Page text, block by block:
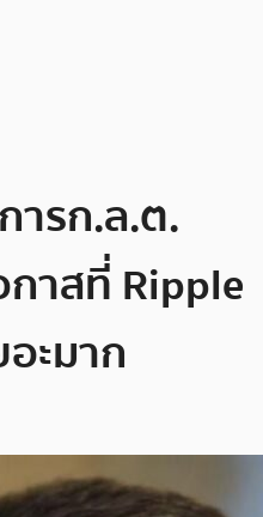
รก.ล.ต.
กาสที่ Ripple
ะมาก